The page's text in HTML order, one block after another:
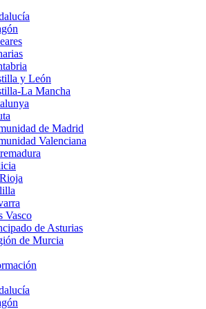
y León
La Mancha
de Madrid
Valenciana
Vasco
de Asturias
de Murcia